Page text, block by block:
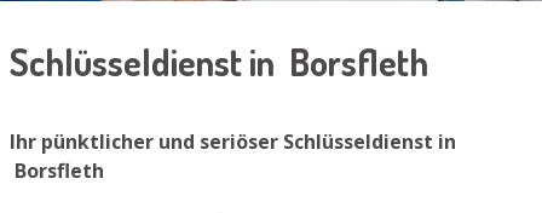
Schlüsseldienst in Borsfleth
Ihr pünktlicher und seriöser Schlüsseldienst in
Borsfleth